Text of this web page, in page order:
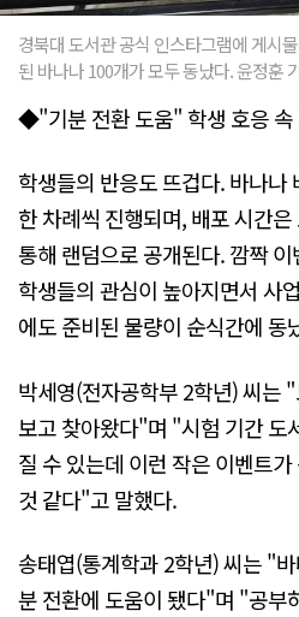
경북대 도서관 공식 인스타그램에 게시
된 바나나 100개가 모두 동났다. 윤정훈
◆"기분 전환 도움" 학생 호응 속
학생들의 반응도 뜨겁다. 바나나
한 차례씩 진행되며, 배포 시간
통해 랜덤으로 공개된다. 깜짝
학생들의 관심이 높아지면서 사
에도 준비된 물량이 순식간에 동
박세영(전자공학부 2학년) 씨는
보고 찾아왔다"며 "시험 기간 도
질 수 있는데 이런 작은 이벤트
것 같다"고 말했다.
송태엽(통계학과 2학년) 씨는 "
분 전환에 도움이 됐다"며 "공부